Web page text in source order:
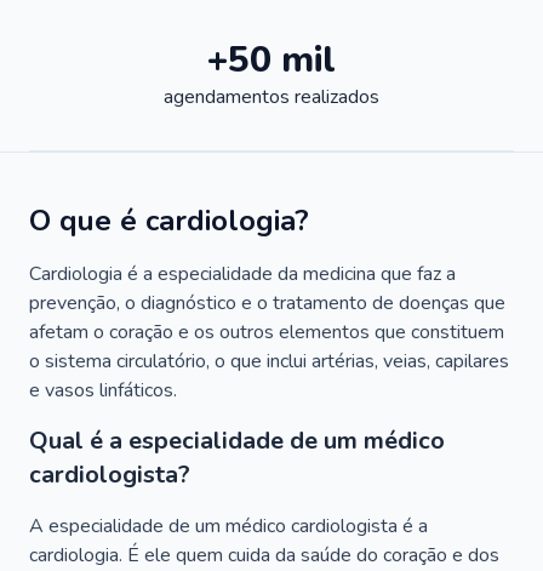
+50 mil
agendamentos realizados
O que é cardiologia?
Cardiologia é a especialidade da medicina que faz a
prevenção, o diagnóstico e o tratamento de doenças que
afetam o coração e os outros elementos que constituem
o sistema circulatório, o que inclui artérias, veias, capilares
e vasos linfáticos.
Qual é a especialidade de um médico
cardiologista?
A especialidade de um médico cardiologista é a
cardiologia. É ele quem cuida da saúde do coração e dos